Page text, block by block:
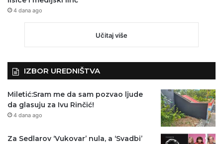
4 dana ago
Učitaj više
IZBOR UREDNIŠTVA
Miletić:Sram me da sam pozvao ljude
da glasuju za Ivu Rinčić!
4 dana ago
Za Sedlarov ‘Vukovar’ nula, a ‘Svadbi’